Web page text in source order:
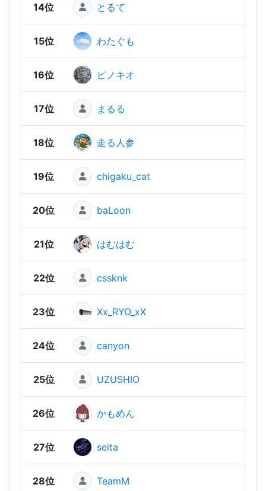
14位 とるて
15位 わたぐも
16位 ピノキオ
17位 まるる
18位 走る人参
19位 chigaku_cat
20位 baLoon
21位 はむはむ
22位 cssknk
23位 Xx_RYO_xX
24位 canyon
25位 UZUSHIO
26位 かもめん
27位 seita
28位 TeamM